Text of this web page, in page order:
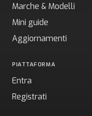
Marche & Modelli
Mini guide
Aggiornamenti
PIATTAFORMA
Entra
Registrati